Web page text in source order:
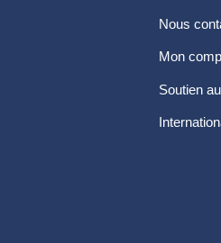
Nous
Mon
Soutien